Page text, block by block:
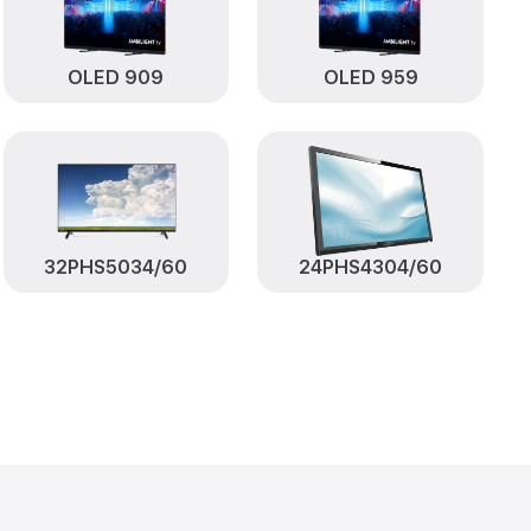
Заказать
Philips Заказать
Philips Заказать
Philips от 1200₽ Заказать
OLED 909 OLED 959
32PHS5034/60 24PHS4304/60